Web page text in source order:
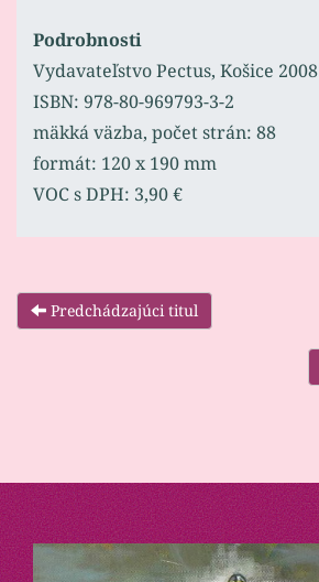
Podrobnosti
Vydavateľstvo Pectus, Košice 2008
ISBN: 978-80-969793-3-2
mäkká väzba, počet strán: 88
formát: 120 x 190 mm
VOC s DPH: 3,90 €
Predchádzajúci titul